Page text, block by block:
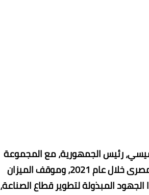
رئيس الجمهورية، مع المجموعة
الوزارية الاقتصادية، والذى تم خلاله استعراض المؤشرات الأساسية للاقتصاد المصرى خلال عام 2021، وموقف الميزان
المبذولة لتطوير قطاع الصناعة،